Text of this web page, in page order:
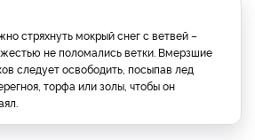
стряхнуть мокрый снег с ветвей –
не поломались ветки. Вмерзшие
следует освободить, посыпав лед
торфа или золы, чтобы он